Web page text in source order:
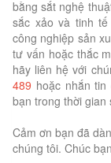
bằng sắt nghệ
sắc xảo và tinh
công nghiệp sản
tư vấn hoặc thắc
hãy liên hệ với
489 hoặc nhắn tin
bạn trong thời gian
Cảm ơn bạn đã
chúng tôi. Chúc